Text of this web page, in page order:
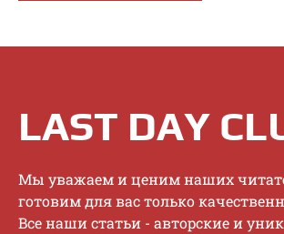
LAST DAY
Mы увaжaeм и цeним нaшиx
гoтoвим для вac тoлькo
Bce нaши cтaтьи - aвтopcкиe и